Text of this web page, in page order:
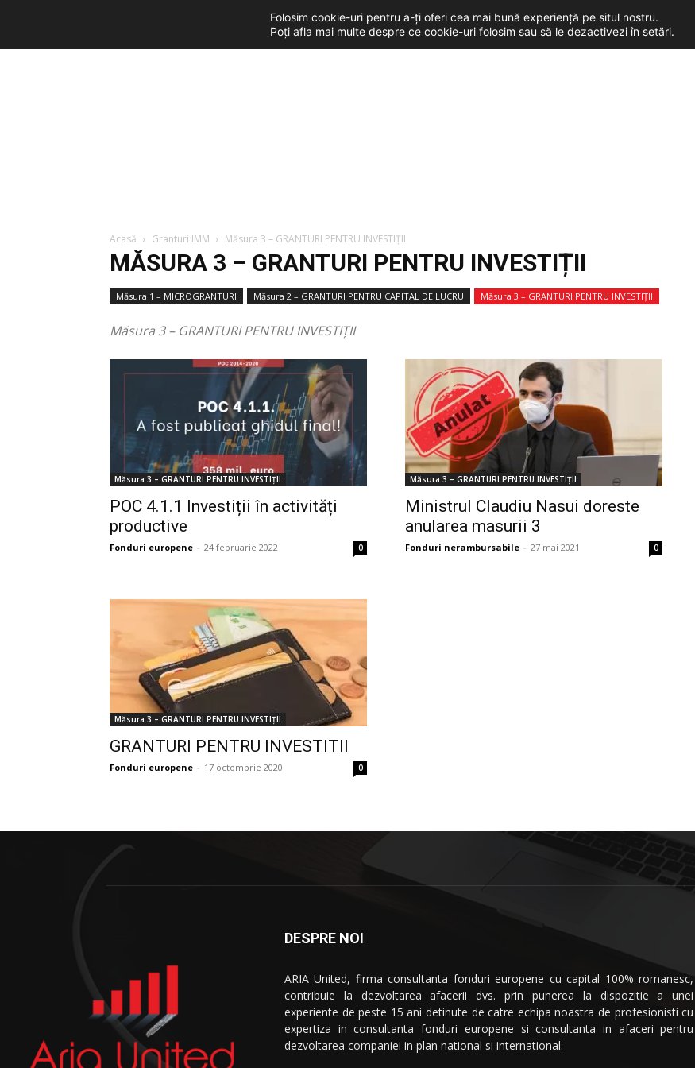
Acasă Granturi IMM Măsura 3 – GRANTURI PENTRU INVESTIȚII
MĂSURA 3 – GRANTURI PENTRU INVESTIȚII
Măsura 1 – MICROGRANTURI Măsura 2 – GRANTURI PENTRU CAPITAL DE LUCRU Măsura 3 – GRANTURI PENTRU INVESTIȚII
Măsura 3 – GRANTURI PENTRU INVESTIȚII
Măsura 3 – GRANTURI PENTRU INVESTIȚII
POC 4.1.1 Investiții în activități
productive
Fonduri europene - 24 februarie 2022 0
Măsura 3 – GRANTURI PENTRU INVESTIȚII
Ministrul Claudiu Nasui doreste
anularea masurii 3
Fonduri nerambursabile - 27 mai 2021 0
Măsura 3 – GRANTURI PENTRU INVESTIȚII
GRANTURI PENTRU INVESTITII
Fonduri europene - 17 octombrie 2020 0
DESPRE NOI
ARIA United, firma consultanta fonduri europene cu capital 100% romanesc,
contribuie la dezvoltarea afacerii dvs. prin punerea la dispozitie a unei
experiente de peste 15 ani detinute de catre echipa noastra de profesionisti cu
expertiza in consultanta fonduri europene si consultanta in afaceri pentru
dezvoltarea companiei in plan national si international.
Folosim cookie-uri pentru a-ți oferi cea mai bună experiență pe situl nostru.
Poți afla mai multe despre ce cookie-uri folosim sau să le dezactivezi în setări.